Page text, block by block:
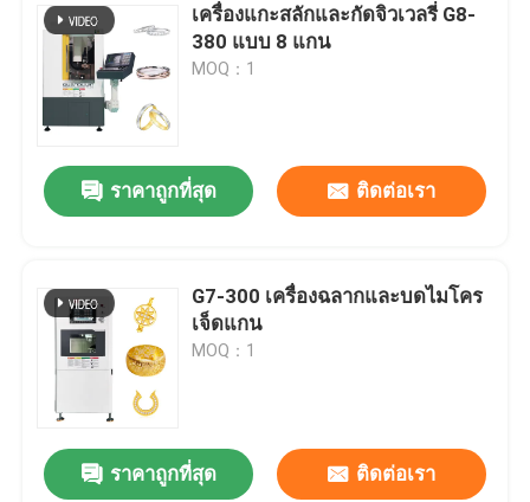
เครื่องแกะสลักและกัดจิวเวลรี่ G8-
380 แบบ 8 แกน
MOQ：1
ราคาถูกที่สุด ติดต่อเรา
G7-300 เครื่องฉลากและบดไมโคร
เจ็ดแกน
MOQ：1
ราคาถูกที่สุด ติดต่อเรา